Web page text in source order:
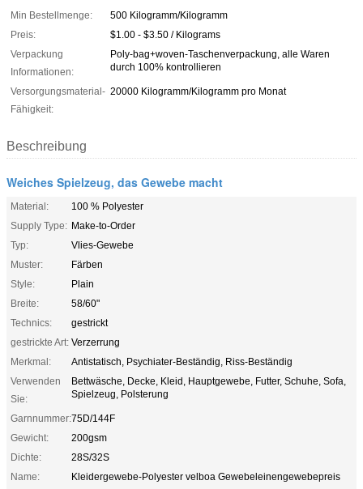
Min Bestellmenge:
500 Kilogramm/Kilogramm
Preis:
$1.00 - $3.50 / Kilograms
Verpackung
Informationen:
Poly-bag+woven-Taschenverpackung, alle Waren
durch 100% kontrollieren
Versorgungsmaterial-
Fähigkeit:
20000 Kilogramm/Kilogramm pro Monat
Beschreibung
Weiches Spielzeug, das Gewebe macht
Material:
100 % Polyester
Supply Type: Make-to-Order
Typ:
Vlies-Gewebe
Muster:
Färben
Style:
Plain
Breite:
58/60"
Technics:
gestrickt
gestrickte Art: Verzerrung
Merkmal:
Antistatisch, Psychiater-Beständig, Riss-Beständig
Verwenden
Sie:
Bettwäsche, Decke, Kleid, Hauptgewebe, Futter, Schuhe, Sofa,
Spielzeug, Polsterung
Garnnummer:75D/144F
Gewicht:
200gsm
Dichte:
28S/32S
Name:
Kleidergewebe-Polyester velboa Gewebeleinengewebepreis